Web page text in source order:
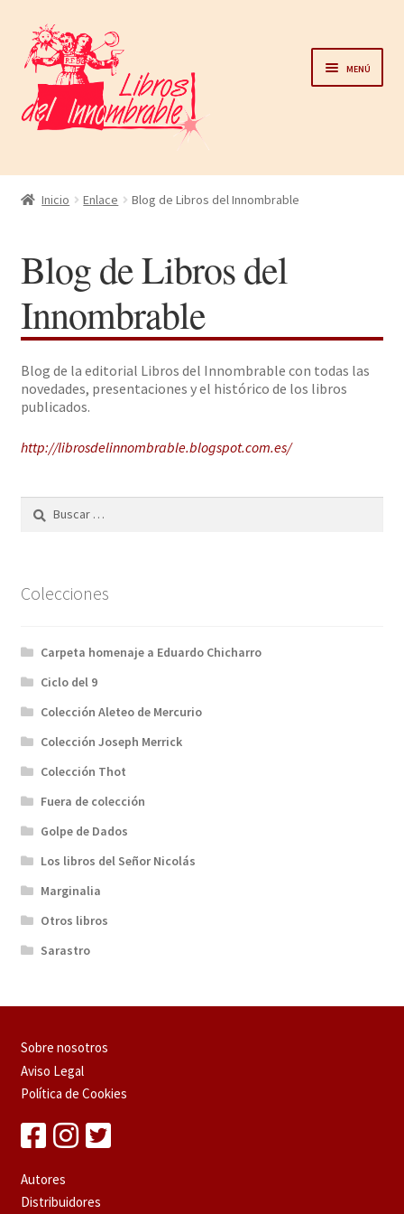
navegación
al
contenido
Menú
Home
Noticias
Autores
Sobre nosotros
Inicio Enlace Blog de Libros del Innombrable
Blog de Libros del
Innombrable
Blog de la editorial Libros del Innombrable con todas las
novedades, presentaciones y el histórico de los libros
publicados.
http://librosdelinnombrable.blogspot.com.es/
Colecciones
Carpeta homenaje a Eduardo Chicharro
Ciclo del 9
Colección Aleteo de Mercurio
Colección Joseph Merrick
Colección Thot
Fuera de colección
Golpe de Dados
Los libros del Señor Nicolás
Marginalia
Otros libros
Sarastro
Sobre nosotros
Aviso Legal
Política de Cookies
Autores
Distribuidores